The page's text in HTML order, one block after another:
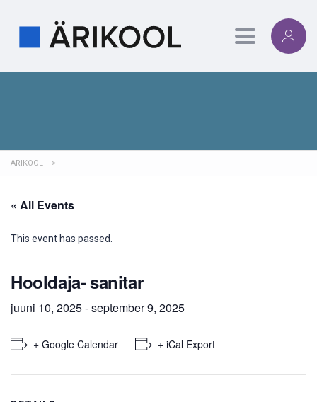
Toggle
ÄRIKOOL >
« All Events
This event has passed.
Hooldaja- sanitar
juuni 10, 2025-september 9, 2025
+ Google Calendar + iCal Export